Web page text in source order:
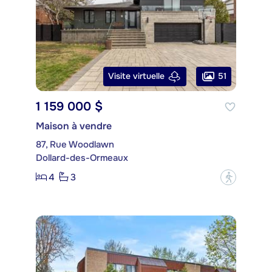
Visite virtuelle 51
1 159 000 $
Maison à vendre
87, Rue Woodlawn
Dollard-des-Ormeaux
4
3 ?